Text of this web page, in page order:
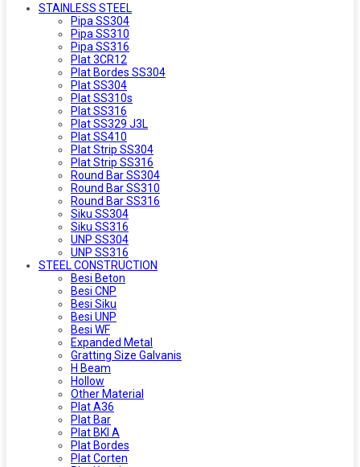
STAINLESS STEEL
Pipa SS304
Pipa SS310
Pipa SS316
Plat 3CR12
Plat Bordes SS304
Plat SS304
Plat SS310s
Plat SS316
Plat SS329 J3L
Plat SS410
Plat Strip SS304
Plat Strip SS316
Round Bar SS304
Round Bar SS310
Round Bar SS316
Siku SS304
Siku SS316
UNP SS304
UNP SS316
STEEL CONSTRUCTION
Besi Beton
Besi CNP
Besi Siku
Besi UNP
Besi WF
Expanded Metal
Gratting Size Galvanis
H Beam
Hollow
Other Material
Plat A36
Plat Bar
Plat BKI A
Plat Bordes
Plat Corten